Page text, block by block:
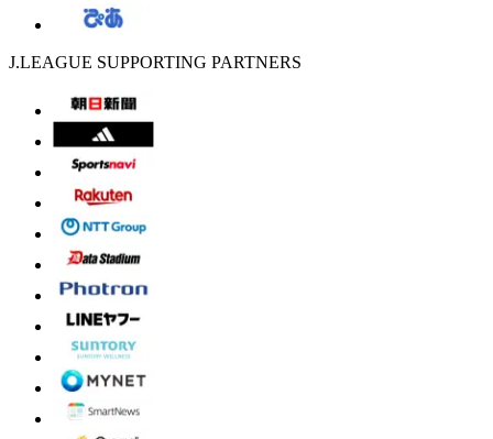
J.LEAGUE SUPPORTING PARTNERS